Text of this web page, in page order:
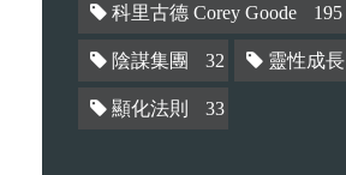
科里古德 Corey Goode 195
陰謀集團 32 靈性成長
顯化法則 33